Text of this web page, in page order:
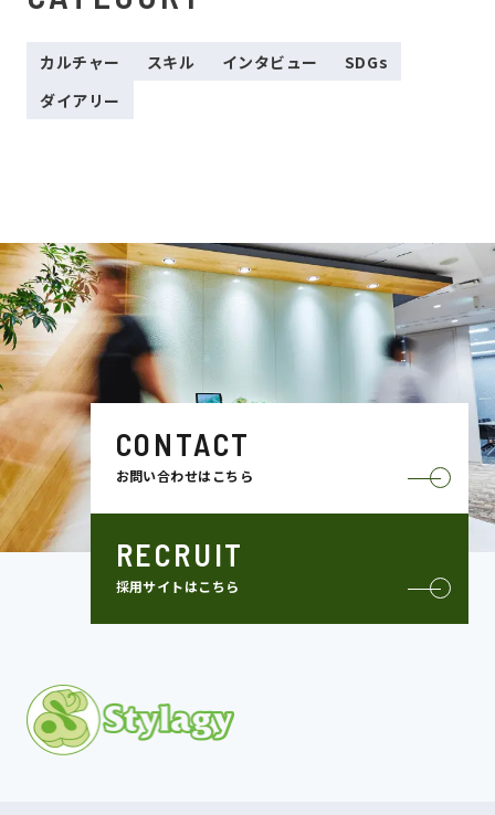
カルチャー スキル インタビュー
SDGs
ダイアリー
CONTACT
お問い合わせはこちら
RECRUIT
採用サイトはこちら